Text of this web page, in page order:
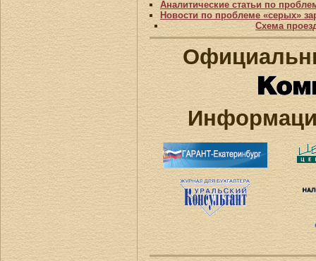
Аналитические статьи по
Новости по проблеме «серых»
Схема